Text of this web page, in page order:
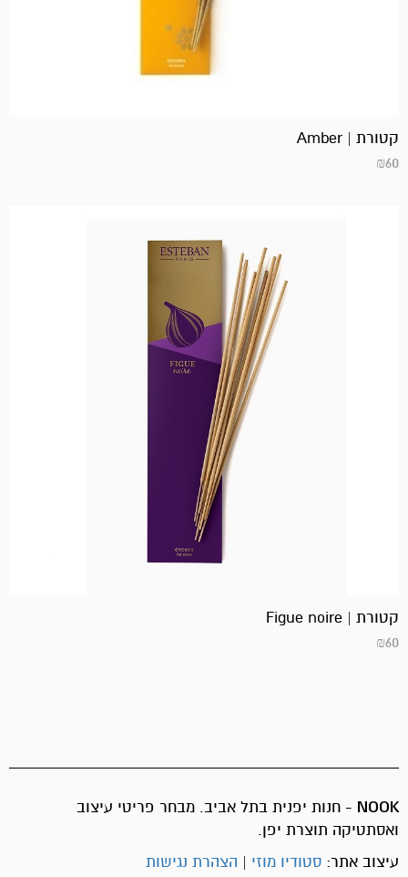
קטורת | Amber
₪60
קטורת | Figue noire
₪60
NOOK - חנות יפנית בתל אביב. מבחר פריטי עיצוב
ואסתטיקה תוצרת יפן.
עיצוב אתר: סטודיו מוזי | הצהרת נגישות